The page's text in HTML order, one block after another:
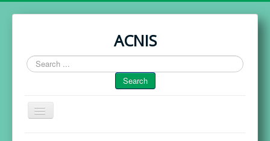
ACNIS
Search
...
Search
Toggle
Navigation